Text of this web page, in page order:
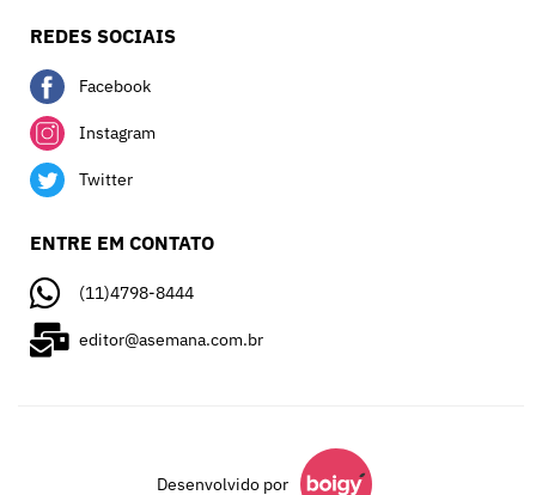
REDES SOCIAIS
Facebook
Instagram
Twitter
ENTRE EM CONTATO
(11)4798-8444
editor@asemana.com.br
Desenvolvido por